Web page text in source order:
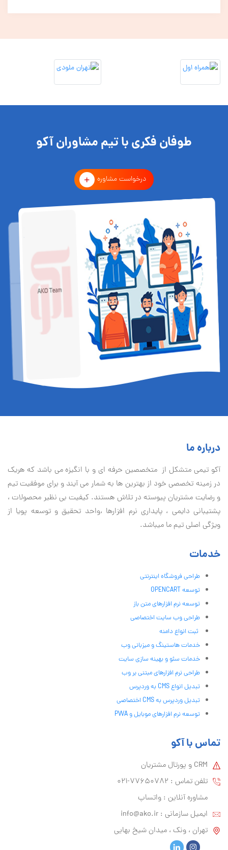
طوفان فکری با تیم مشاوران آکو
درخواست مشاوره
درباره ما
آكو تيمی متشکل از متخصصین حرفه ای و با انگیزه می باشد که هریک
در زمینه تخصصی خود از بهترین ها به شمار می آیند و برای موفقیت تيم
و رضایت مشتریان پیوسته در تلاش هستند. کیفیت بی نظير محصولات ،
پشتیبانی دايمی ، پایداری نرم افزارها ،واحد تحقیق و توسعه پویا از
ویژگی اصلی تیم ما میباشد.
خدمات
طراحی فروشگاه اینترنتی
توسعه OPENCART
توسعه نرم افزارهای متن باز
طراحی وب سایت اختصاصی
ثبت انواع دامنه
خدمات هاستینگ و میزبانی وب
خدمات سئو و بهینه سازی سایت
طراحی نرم افزارهای مبتنی بر وب
تبدیل انواع CMS به وردپرس
تبدیل وردپرس به CMS اختصاصی
توسعه نرم افزارهای موبایل و PWA
تماس با آکو
CRM و پورتال مشتریان
تلفن تماس :‌ 77650782-021
مشاوره آنلاین : واتساپ
ایمیل سازمانی :‌ info@ako.ir
تهران ، ونک ، میدان شیخ بهایی